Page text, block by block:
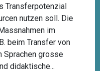
Transferpotenzial
nutzen soll. Die
im
beim Transfer von
Sprachen grosse
didaktische...